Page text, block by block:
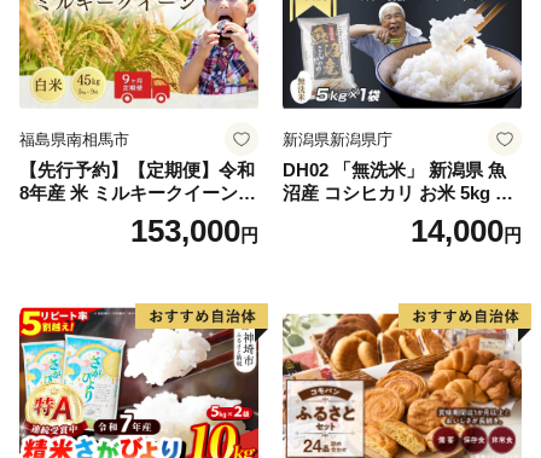
福島県南相馬市
【先行予約】【定期便】令和
8年産 米 ミルキークイーン
白米 45kg (5kg×9回) | ミルキ
ークイーン 米5kg 福島 福島
福島県 南相馬市 cu006-ae
153,000円
新潟県新潟県庁
DH02 「無洗米」 新潟県 魚
沼産 コシヒカリ お米 5kg こ
しひかり 精米 米（お米の美
味しい炊き方ガイド付き）
14,000円